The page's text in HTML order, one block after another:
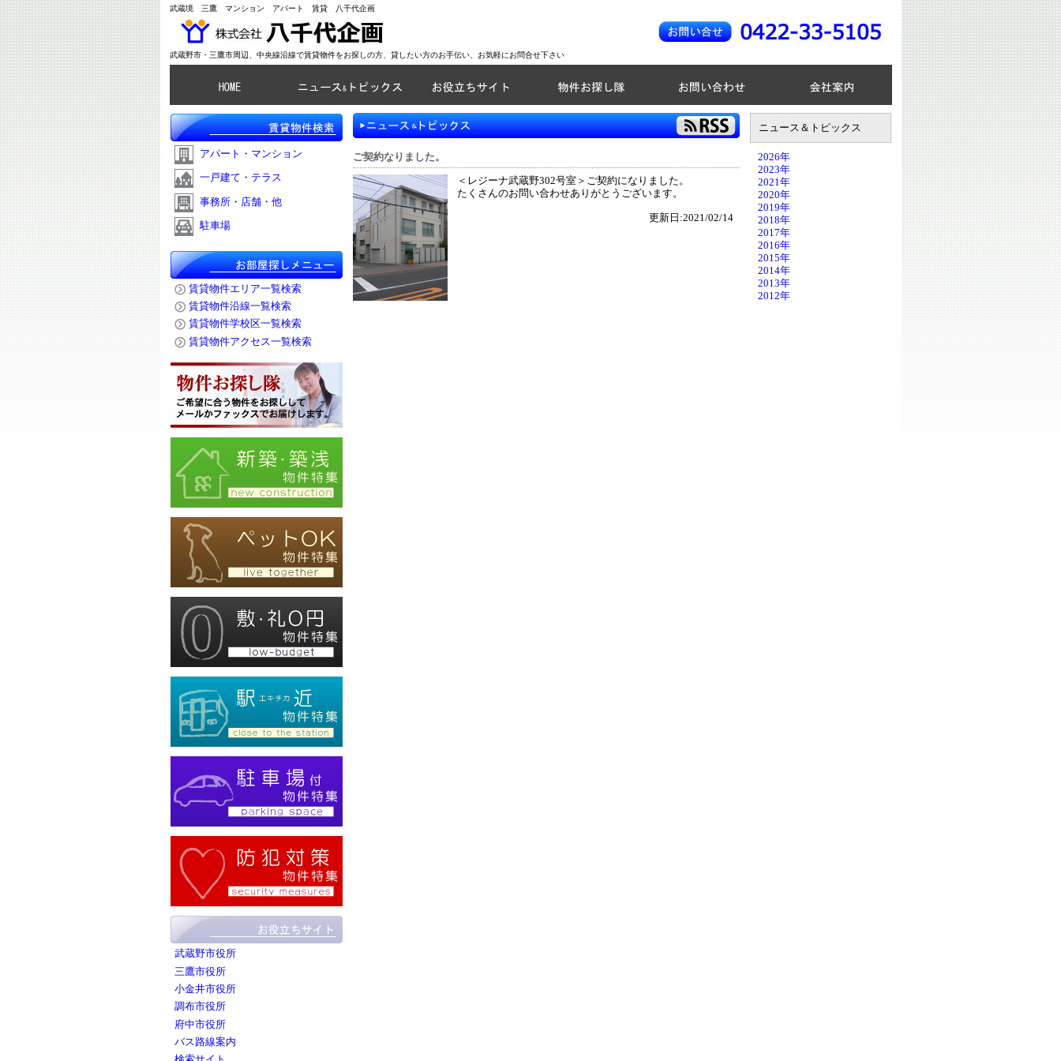
武蔵境 三鷹 マンション アパート 賃貸 八千代企画
武蔵野市・三鷹市周辺、中央線沿線で賃貸物件をお探しの方、貸したい方のお手伝い、お気軽にお問合せ下さい
アパート・マンション
一戸建て・テラス
事務所・店舗・他
駐車場
賃貸物件エリア一覧検索
賃貸物件沿線一覧検索
賃貸物件学校区一覧検索
賃貸物件アクセス一覧検索
武蔵野市役所
三鷹市役所
小金井市役所
調布市役所
府中市役所
バス路線案内
ニュース＆トピックス
2026年
2023年
2021年
2020年
2019年
2018年
2017年
2016年
2015年
2014年
2013年
2012年
ご契約なりました。
＜レジーナ武蔵野302号室＞ご契約になりました。
たくさんのお問い合わせありがとうございます。
更新日:2021/02/14